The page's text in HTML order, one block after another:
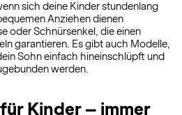
sich deine Kinder stundenlang
Anziehen dienen
oder Schnürsenkel, die einen
garantieren. Es gibt auch Modelle,
Sohn einfach hineinschlüpft und
werden.
Kinder – immer